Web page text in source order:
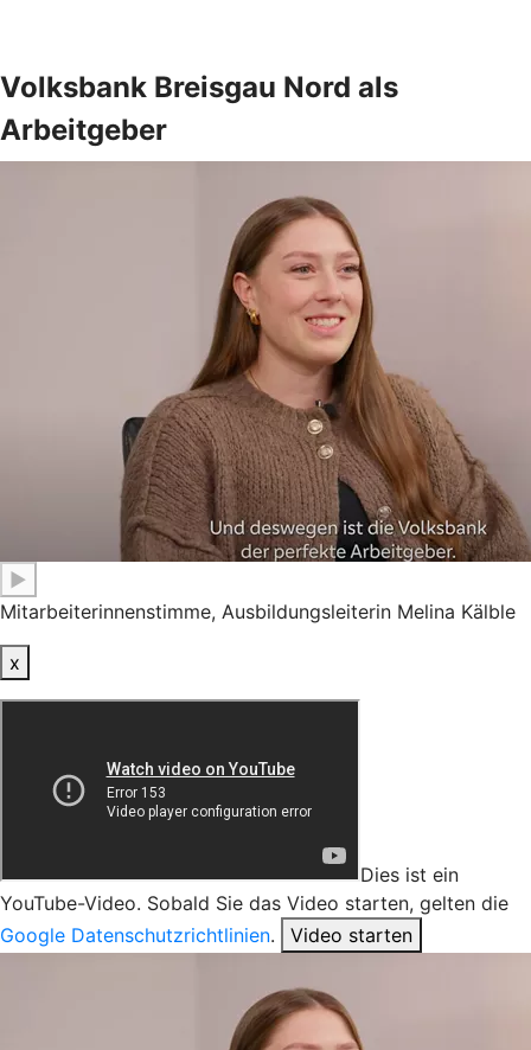
Volksbank Breisgau Nord als
Arbeitgeber
▶
Mitarbeiterinnenstimme, Ausbildungsleiterin Melina Kälble
x
Dies ist ein
YouTube-Video. Sobald Sie das Video starten, gelten die
Google Datenschutzrichtlinien. Video starten